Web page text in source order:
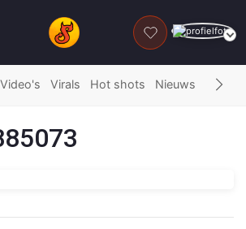
DONEER
Video's Virals Hot shots Nieuws Fails